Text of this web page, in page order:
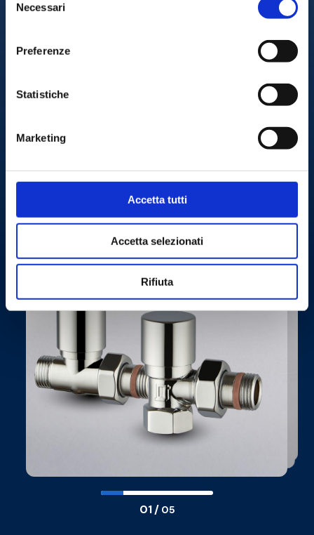
delNecessari
Preferenze
Statistiche
Marketing
Accetta tutti
Accetta selezionati
Rifiuta
01 / 05